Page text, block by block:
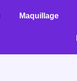
Maquillage